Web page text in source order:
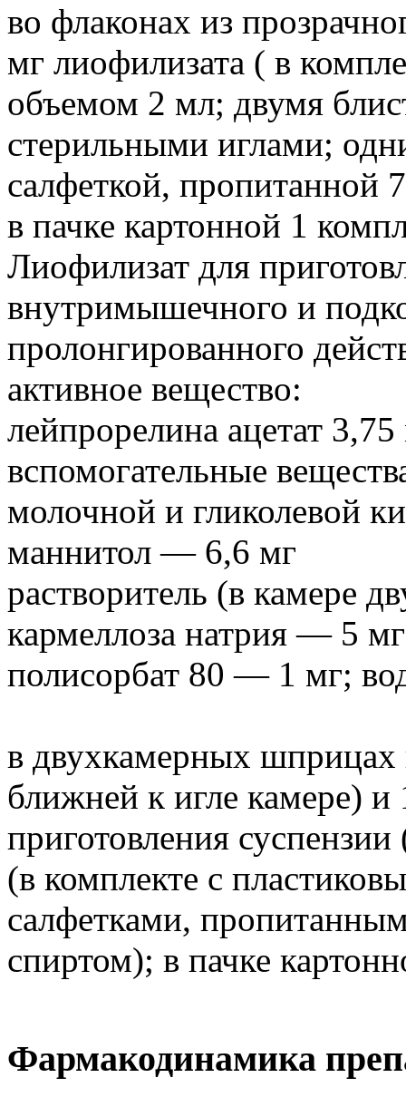
во флаконах из
мг лиофилизата ( в
объемом 2 мл; двумя
стерильными иглами;
салфеткой, пропитанной
в пачке картонной 1
Лиофилизат для
внутримышечного и
пролонгированного
активное вещество:
лейпрорелина ацетат 3,75
вспомогательные
молочной и гликолевой
маннитол — 6,6 мг
растворитель (в камере
кармеллоза натрия — 5
полисорбат 80 — 1 мг;
в двухкамерных шприцах
ближней к игле камере) и
приготовления
(в комплекте с
салфетками,
спиртом); в пачке
Фармакодинамика